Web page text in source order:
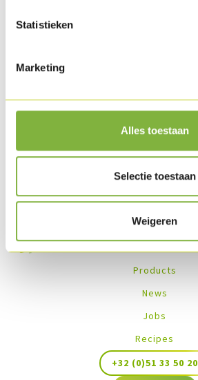
Statistieken
Marketing
Alles toestaan
Selectie toestaan
Weigeren
Available in chilled.
Recipes with this product
Products
News
Jobs
Recipes
+32 (0)51 33 50 20